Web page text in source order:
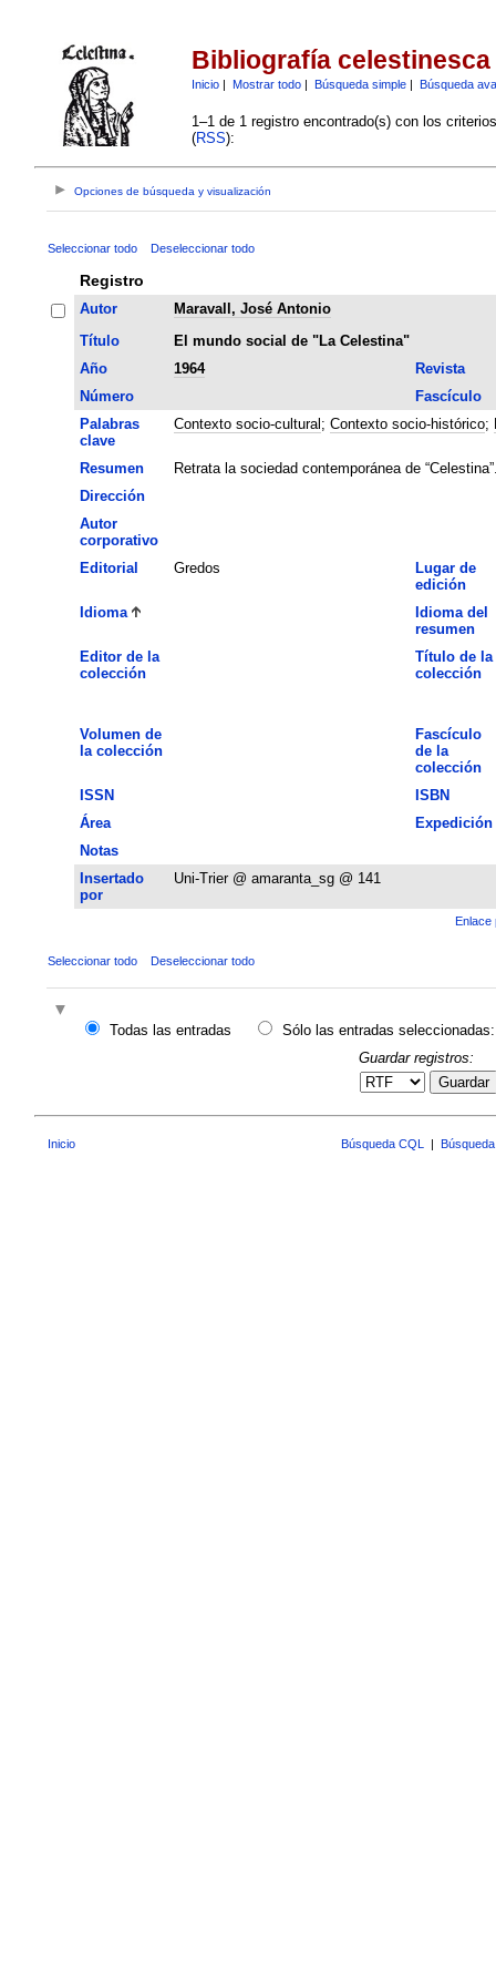
Bibliografía celestinesca
Inicio| Mostrar todo| Búsqueda simple| Búsqueda
1–1 de 1 registro encontrado(s) con los
(RSS):
Opciones de búsqueda y visualización
Seleccionar todo Deseleccionar todo
Registro
Autor
Maravall, José Antonio
Título
El mundo social de "La Celestina"
Año
1964
Revista
Número
Fascículo
Palabras
clave
Contexto socio-cultural ; Contexto socio-histórico;
Resumen
Retrata la sociedad contemporánea de
Dirección
Autor
corporativo
Editorial
Gredos
Lugar de
edición
Idioma
Idioma del
resumen
Editor de la
colección
Título de la
colección
Volumen de
la colección
Fascículo
de la
colección
ISSN
ISBN
Área
Expedición
Notas
Insertado
por
Uni-Trier @ amaranta_sg @ 141
Enlace
Seleccionar todo Deseleccionar todo
Todas las entradas
Sólo las entradas seleccionadas:
Guardar registros:
Guardar
Inicio Búsqueda CQL